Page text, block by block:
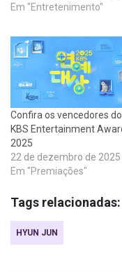
Em "Entretenimento"
Confira os vencedores do
KBS Entertainment
2025
22 de dezembro de 2025
Em "Premiações"
Tags relacionadas:
HYUN JUN